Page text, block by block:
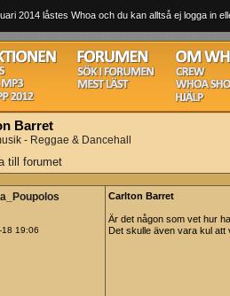
2014 låstes Whoa och du kan alltså ej logga in
Barret
- Reggae & Dancehall
till forumet
19:06
Carlton Barret
Är det någon som vet hur
Det skulle även vara kul att